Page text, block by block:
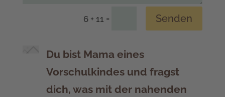
6 + 11 = Senden
Du bist Mama eines
Vorschulkindes und fragst
dich, was mit der nahenden